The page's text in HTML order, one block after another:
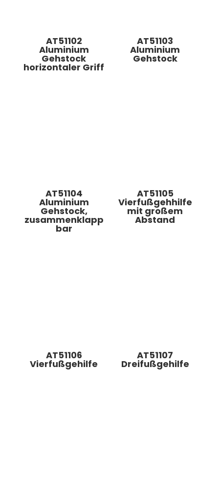
AT51102
Aluminium
Gehstock
horizontaler Griff
AT51103
Aluminium
Gehstock
AT51104
Aluminium
Gehstock,
zusammenklapp
bar
AT51105
Vierfußgehhilfe
mit großem
Abstand
AT51106
Vierfußgehilfe
AT51107
Dreifußgehilfe